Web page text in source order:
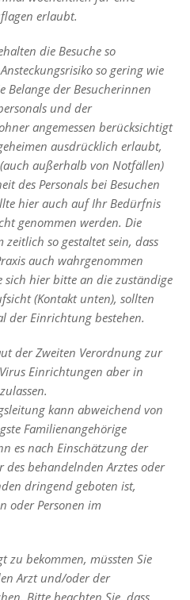
erlaubt.
die Besuche so
so gering wie
Belange der Besucherinnen
und der
angemessen berücksichtigt
ausdrücklich erlaubt,
außerhalb von Notfällen)
des Personals bei Besuchen
hier auch auf Ihr Bedürfnis
genommen werden. Die
zeitlich so gestaltet sein, dass
auch wahrgenommen
sich hier bitte an die zuständige
(Kontakt unten), sollten
der Einrichtung bestehen.
der Zweiten Verordnung zur
Einrichtungen aber in
kann abweichend von
Familienangehörige
es nach Einschätzung der
behandelnden Arztes oder
dringend geboten ist,
oder Personen im
zu bekommen, müssten Sie
Arzt und/oder der